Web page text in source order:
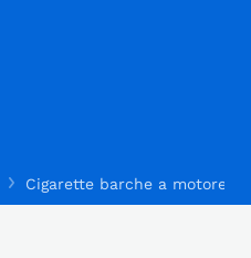
Cigarette barche a motore